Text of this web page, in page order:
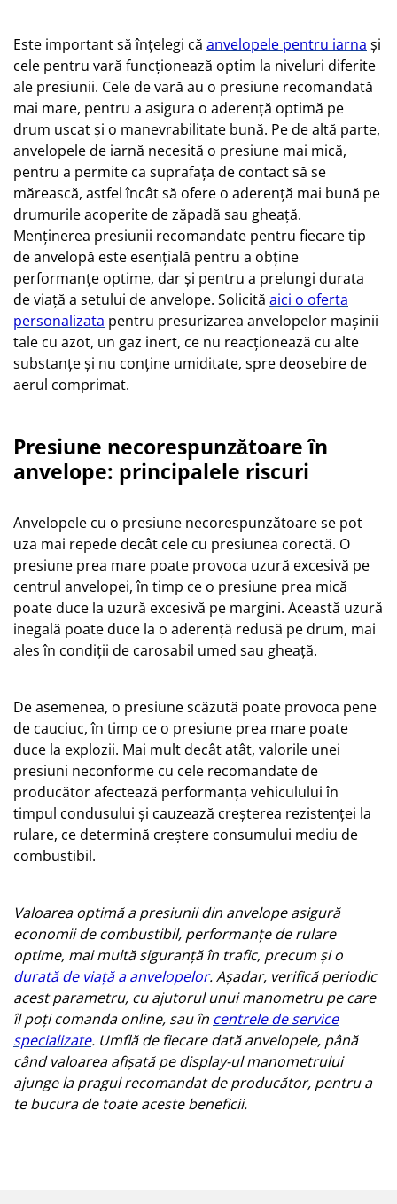
Este important să înțelegi că anvelopele pentru iarna și
cele pentru vară funcționează optim la niveluri diferite
ale presiunii. Cele de vară au o presiune recomandată
mai mare, pentru a asigura o aderență optimă pe
drum uscat și o manevrabilitate bună. Pe de altă parte,
anvelopele de iarnă necesită o presiune mai mică,
pentru a permite ca suprafața de contact să se
mărească, astfel încât să ofere o aderență mai bună pe
drumurile acoperite de zăpadă sau gheață.
Menținerea presiunii recomandate pentru fiecare tip
de anvelopă este esențială pentru a obține
performanțe optime, dar și pentru a prelungi durata
de viață a setului de anvelope. Solicită aici o oferta
personalizata pentru presurizarea anvelopelor mașinii
tale cu azot, un gaz inert, ce nu reacționează cu alte
substanțe și nu conține umiditate, spre deosebire de
aerul comprimat.
Presiune necorespunzătoare în
anvelope: principalele riscuri
Anvelopele cu o presiune necorespunzătoare se pot
uza mai repede decât cele cu presiunea corectă. O
presiune prea mare poate provoca uzură excesivă pe
centrul anvelopei, în timp ce o presiune prea mică
poate duce la uzură excesivă pe margini. Această uzură
inegală poate duce la o aderență redusă pe drum, mai
ales în condiții de carosabil umed sau gheață.
De asemenea, o presiune scăzută poate provoca pene
de cauciuc, în timp ce o presiune prea mare poate
duce la explozii. Mai mult decât atât, valorile unei
presiuni neconforme cu cele recomandate de
producător afectează performanța vehiculului în
timpul condusului și cauzează creșterea rezistenței la
rulare, ce determină creștere consumului mediu de
combustibil.
Valoarea optimă a presiunii din anvelope asigură
economii de combustibil, performanțe de rulare
optime, mai multă siguranță în trafic, precum și o
durată de viață a anvelopelor. Așadar, verifică periodic
acest parametru, cu ajutorul unui manometru pe care
îl poți comanda online, sau în centrele de service
specializate. Umflă de fiecare dată anvelopele, până
când valoarea afișată pe display-ul manometrului
ajunge la pragul recomandat de producător, pentru a
te bucura de toate aceste beneficii.